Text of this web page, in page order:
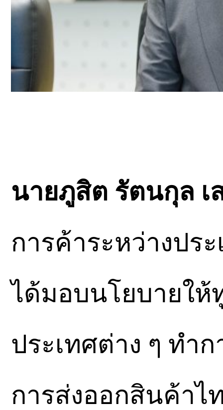
นายภูสิต รัตนกุล เ
การค้าระหว่างประ
ได้มอบนโยบายใ
ประเทศต่าง ๆ ทำ
การส่งออกสินค้าไ